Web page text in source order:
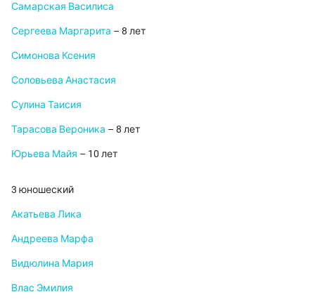
Самарская Василиса
Сергеева Маргарита – 8 лет
Симонова Ксения
Соловьева Анастасия
Сулина Таисия
Тарасова Вероника – 8 лет
Юрьева Майя – 10 лет
3 юношеский
Акатьева Лика
Андреева Марфа
Видюлина Мария
Влас Эмилия